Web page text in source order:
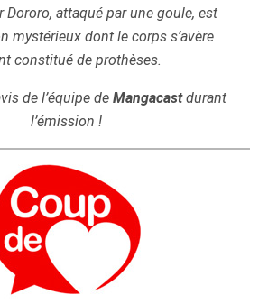
Dororo, attaqué par une goule, est
mystérieux dont le corps s’avère
constitué de prothèses.
de l’équipe de Mangacastdurant
l’émission !